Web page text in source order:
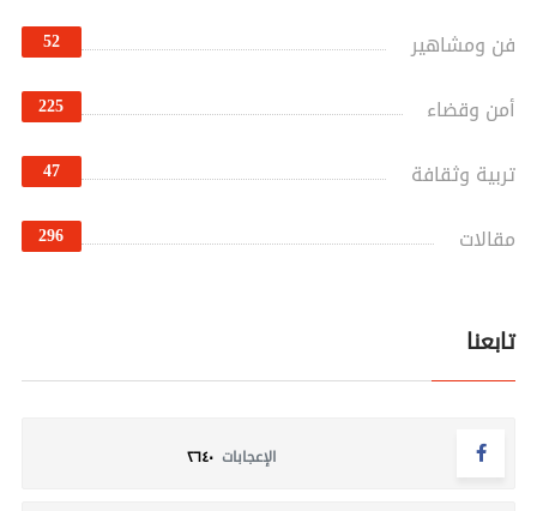
فن ومشاهير 52
أمن وقضاء 225
تربية وثقافة 47
مقالات 296
تابعنا
الإعجابات ٢٦٤٠